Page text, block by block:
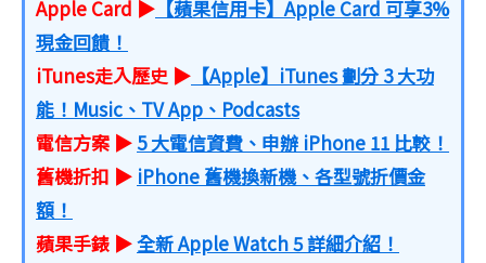
Apple Card ▶ 【蘋果信用卡】Apple Card 可享3%
現金回饋！
iTunes走入歷史 ▶ 【Apple】iTunes 劃分 3 大功
能！Music、TV App、Podcasts
電信方案 ▶ 5 大電信資費、申辦 iPhone 11 比較！
舊機折扣 ▶ iPhone 舊機換新機、各型號折價金
額！
蘋果手錶 ▶全新 Apple Watch 5 詳細介紹！